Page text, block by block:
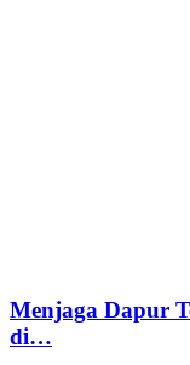
Menjaga Dapur
di…